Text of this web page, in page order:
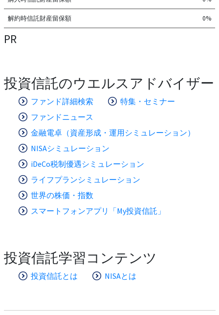
解約時信託財産留保額 0%
PR
投資信託のウエルスアドバイザー
ファンド詳細検索
特集・セミナー
ファンドニュース
金融電卓（資産形成・運用シミュレーション）
NISAシミュレーション
iDeCo税制優遇シミュレーション
ライフプランシミュレーション
世界の株価・指数
スマートフォンアプリ「My投資信託」
投資信託学習コンテンツ
投資信託とは NISAとは